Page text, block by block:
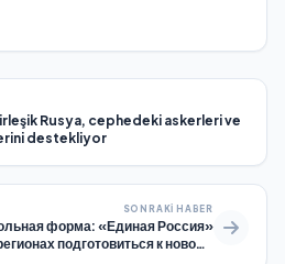
Rusya, cephedeki askerleri ve
destekliyor
SONRAKI HABER
форма: «Единая Россия»
подготовиться к новому